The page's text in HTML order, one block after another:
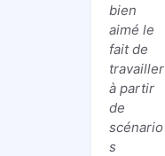
bien
aimé le
fait de
travailler
à partir
de
scénario
s